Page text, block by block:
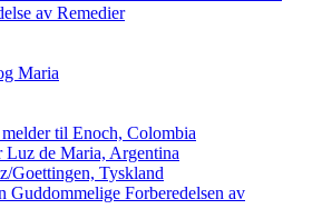
av Remedier
Maria
melder til Enoch, Colombia
Luz de Maria, Argentina
Goettingen, Tyskland
Forberedelsen av